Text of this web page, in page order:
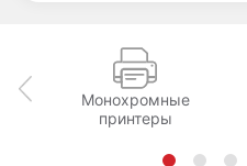
Монохромные
принтеры